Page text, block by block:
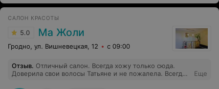
САЛОН КРАСОТЫ
5.0 Ма Жоли
Гродно, ул. Вишневецкая, 12 с 09:00
Отзыв. Отличный салон. Всегда хожу только сюда.
Доверила свои волосы Татьяне и не пожалела. Всегда
Еще